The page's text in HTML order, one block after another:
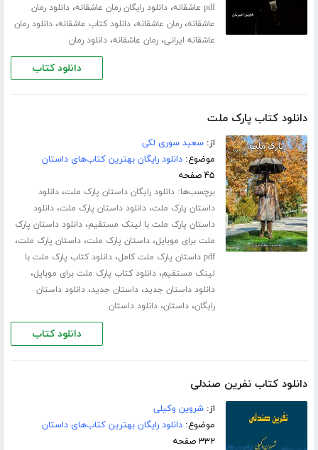
pdf عاشقانه ،دانلود رایگان رمان عاشقانه،دانلود رمان
عاشقانه،رمان عاشقانه،دانلود کتاب عاشقانه،دانلود رمان
عاشقانه ایرانی،رمان عاشقانه،دانلود رمان
دانلود کتاب
دانلود کتاب پارک ملت
از:سعید سوری لکی
موضوع:دانلود رایگان بهترین کتاب‌های داستان
۴۵ صفحه
برچسب‌ها:دانلود رایگان داستان پارک ملت،دانلود
داستان پارک ملت،دانلود داستان پارک ملت،دانلود
داستان پارک ملت با لینک مستقیم،دانلود داستان پارک
ملت برای موبایل،داستان پارک ملت،داستان پارک ملت،
pdf داستان پارک ملت کامل ،دانلود کتاب پارک ملت با
لینک مستقیم،دانلود کتاب پارک ملت برای موبایل،
دانلود داستان جدید،داستان جدید،دانلود داستان
رایگان،داستان،دانلود داستان
دانلود کتاب
دانلود کتاب نفرین صندلی
از:شروین وکیلی
موضوع:دانلود رایگان بهترین کتاب‌های داستان
۳۳۲ صفحه